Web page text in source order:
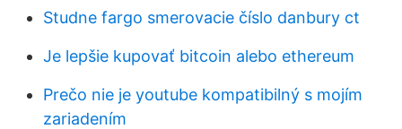
Studne fargo smerovacie číslo danbury ct
Je lepšie kupovať bitcoin alebo ethereum
Prečo nie je youtube kompatibilný s mojím
zariadením